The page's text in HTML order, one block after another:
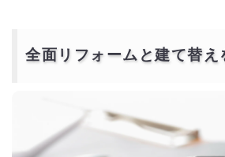
全面リフォームと建て替え